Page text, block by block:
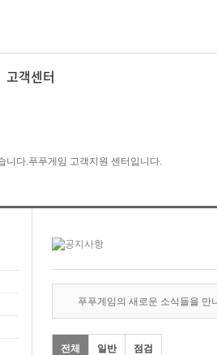
고객센터
푸푸게임의 새로운 소식들을 만
전체 일반 점검